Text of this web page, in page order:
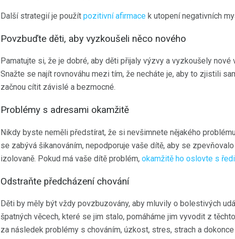
Další strategií je použít pozitivní afirmace k utopení negativních
Povzbuďte děti, aby vyzkoušeli něco nového
Pamatujte si, že je dobré, aby děti přijaly výzvy a vyzkoušely
Snažte se najít rovnováhu mezi tím, že necháte je, aby to zjistili
začnou cítit závislé a bezmocné.
Problémy s adresami okamžitě
Nikdy byste neměli předstírat, že si nevšimnete nějakého
se zabývá šikanováním, nepodporuje vaše dítě, aby se
izolovaně. Pokud má vaše dítě problém, okamžitě ho oslovte s
Odstraňte předcházení chování
Děti by měly být vždy povzbuzovány, aby mluvily o bolestivých
špatných věcech, které se jim stalo, pomáháme jim vyvodit z
za následek problémy s chováním, úzkost, stres, strach a